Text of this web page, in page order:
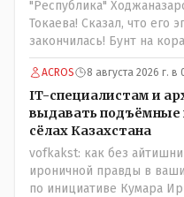
значительно вкусней и
финансовой столице
правда то правда: - там
дешевле и услуги
на 250-300 человек там
Костанае. Цитата:///Кому
что боролись на то и
захотели жить в
"....человек человеку-
"Республика"
Токаева! Сказал, что его
закончилась! Бунт на
правдолюб вдруг
Появился неизвестно
всесильного Розинова
президента выступает!
что он действует в
не говорю! Опять какие
ACROS 8 августа 2026 г. в
IT-специалистам и
выдавать подъёмные
сёлах Казахстана
vofkakst: как без
ироничной правды в
по инициативе Кумара